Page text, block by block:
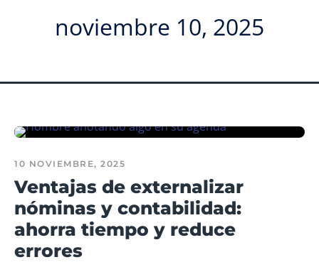
noviembre 10, 2025
10 NOVIEMBRE, 2025
Ventajas de externalizar
nóminas y contabilidad:
ahorra tiempo y reduce
errores